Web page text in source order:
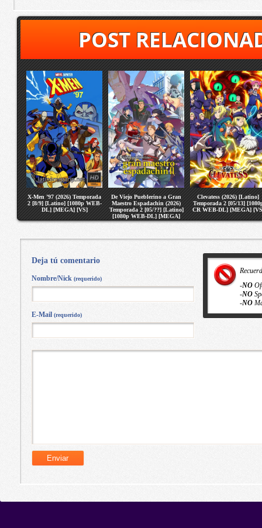
POST
X-Men ’97 (2026) Temporada
2 [8/9] [Latino] [1080p WEB-
DL] [MEGA] [VS]
De Viejo Pueblerino a Gran
Maestro Espadachin (2026)
Temporada 2 [05/??] [Latino]
[1080p WEB-DL] [MEGA]
[VS]
Clevatess (2026) [Latino]
Temporada 2 [05/13]
CR WEB-DL] [MEGA]
-NO
-NO
-NO
Deja tú comentario
Nombre/Nick (requerido)
E-Mail (requerido)